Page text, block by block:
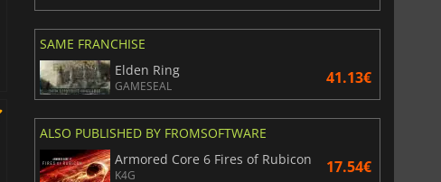
SAME FRANCHISE
Elden Ring
GAMESEAL 41.13€
ALSO PUBLISHED BY FROMSOFTWARE
Armored Core 6 Fires of Rubicon
K4G 17.54€